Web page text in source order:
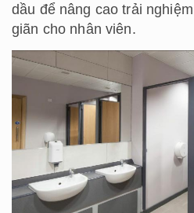
dầu để nâng cao trải
giãn cho nhân viên.